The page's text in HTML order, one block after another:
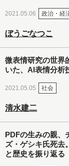
2021.05.06 政治・経
ぼうごなつこ
微表情研究の世界
いた、AI表情分析
2021.05.05 社会
清水建二
PDFの生みの親、
ズ・ゲシキ氏死去
と歴史を振り返る